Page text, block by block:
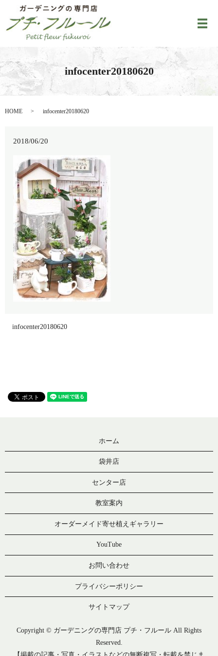
メ
infocenter20180620
HOME infocenter20180620
2018/06/20
infocenter20180620
ホーム
袋井店
センター店
教室案内
オーダーメイド寄せ植えギャラリー
YouTube
お問い合わせ
プライバシーポリシー
サイトマップ
Copyright © ガーデニングの専門店 プチ・フルール All Rights
Reserved.